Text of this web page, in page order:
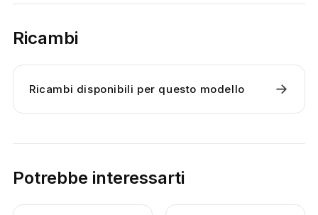
Ricambi
Ricambi disponibili per questo modello →
Potrebbe interessarti